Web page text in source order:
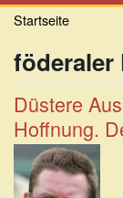
Startseite
föderaler
Düstere
Hoffnung.